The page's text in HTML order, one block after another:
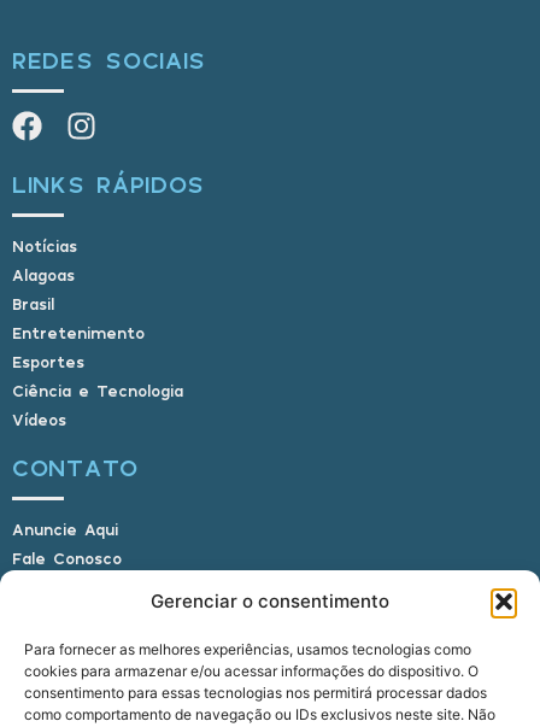
Gerenciar o consentimento
Para fornecer as melhores experiências, usamos tecnologias como
cookies para armazenar e/ou acessar informações do dispositivo. O
consentimento para essas tecnologias nos permitirá processar dados
como comportamento de navegação ou IDs exclusivos neste site. Não
REDES SOCIAIS
LINKS RÁPIDOS
Notícias
Alagoas
Brasil
Entretenimento
Esportes
Ciência e Tecnologia
Vídeos
CONTATO
Anuncie Aqui
Fale Conosco
E-mail: alagoasbrasilnoticias@gmail.com
Telefone: (82) 9 9691-0391 (Whatsapp)